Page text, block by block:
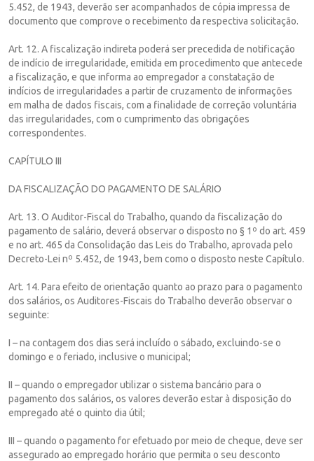
5.452, de 1943, deverão ser acompanhados de cópia impressa de
documento que comprove o recebimento da respectiva solicitação.
Art. 12. A fiscalização indireta poderá ser precedida de notificação
de indício de irregularidade, emitida em procedimento que antecede
a fiscalização, e que informa ao empregador a constatação de
indícios de irregularidades a partir de cruzamento de informações
em malha de dados fiscais, com a finalidade de correção voluntária
das irregularidades, com o cumprimento das obrigações
correspondentes.
CAPÍTULO III
DA FISCALIZAÇÃO DO PAGAMENTO DE SALÁRIO
Art. 13. O Auditor-Fiscal do Trabalho, quando da fiscalização do
pagamento de salário, deverá observar o disposto no § 1º do art. 459
e no art. 465 da Consolidação das Leis do Trabalho, aprovada pelo
Decreto-Lei nº 5.452, de 1943, bem como o disposto neste Capítulo.
Art. 14. Para efeito de orientação quanto ao prazo para o pagamento
dos salários, os Auditores-Fiscais do Trabalho deverão observar o
seguinte:
I – na contagem dos dias será incluído o sábado, excluindo-se o
domingo e o feriado, inclusive o municipal;
II – quando o empregador utilizar o sistema bancário para o
pagamento dos salários, os valores deverão estar à disposição do
empregado até o quinto dia útil;
III – quando o pagamento for efetuado por meio de cheque, deve ser
assegurado ao empregado horário que permita o seu desconto